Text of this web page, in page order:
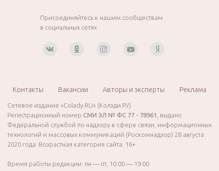
Присоединяйтесь к нашим сообществам
в социальных сетях
Контакты Вакансии Авторы и эксперты Реклама
Сетевое издание «Colady.RU» (Колэди.РУ)
Регистрационный номер СМИ ЭЛ № ФС 77 - 78961
, выдано
Федеральной службой по надзору в сфере связи, информационных
технологий и массовых коммуникаций (Роскомнадзор) 28 августа
2020 года. Возрастная категория сайта: 16+
Время работы редакции: пн — пт, 10:00 — 19:00